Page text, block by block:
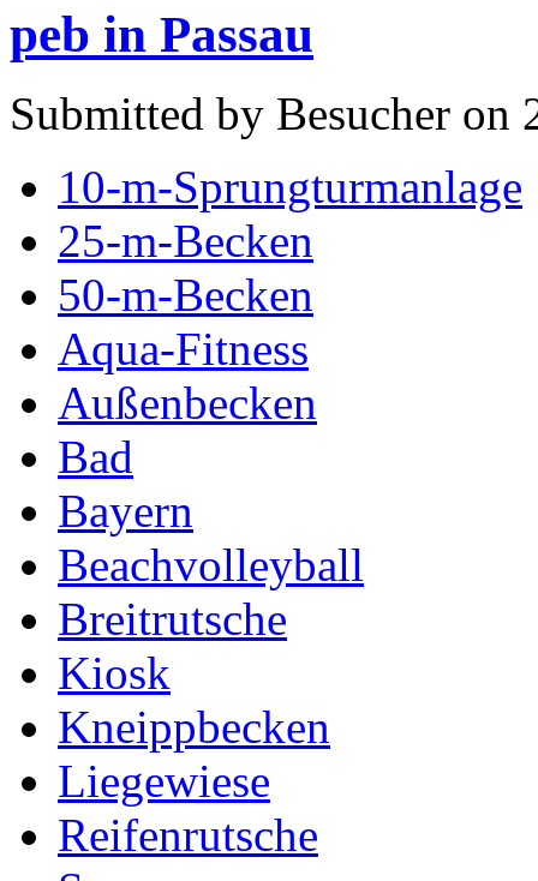
peb in Passau
Submitted by Besucher on
10-m-Sprungturmanlage
25-m-Becken
50-m-Becken
Aqua-Fitness
Außenbecken
Bad
Bayern
Beachvolleyball
Breitrutsche
Kiosk
Kneippbecken
Liegewiese
Reifenrutsche